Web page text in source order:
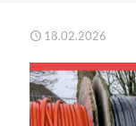
18.02.2026